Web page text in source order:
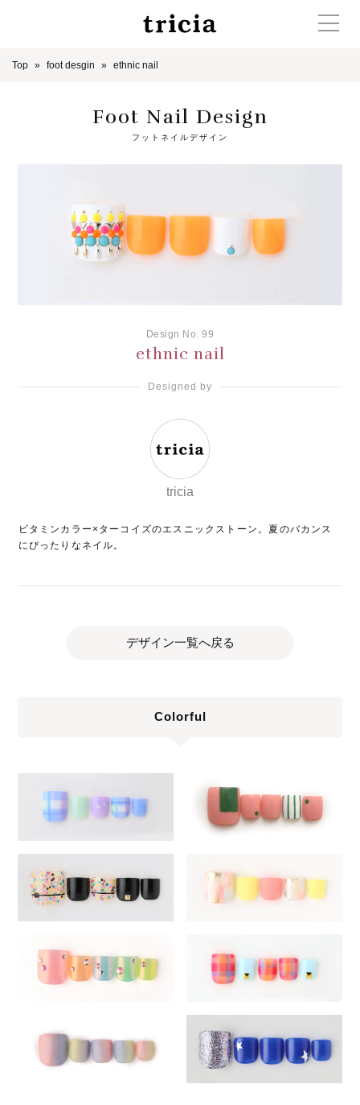
Top foot desgin ethnic nail
Foot Nail Design
フットネイルデザイン
Design No. 99
ethnic nail
Designed by
tricia
ビタミンカラー×ターコイズのエスニックストーン。夏のバカンス
にぴったりなネイル。
デザイン一覧へ戻る
Colorful